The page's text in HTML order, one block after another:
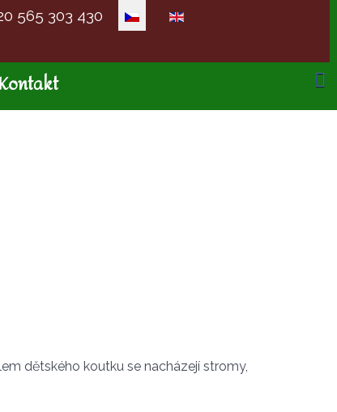
565 303 430 Zvolte jazyk
Kontakt
dětského koutku se nacházejí stromy,